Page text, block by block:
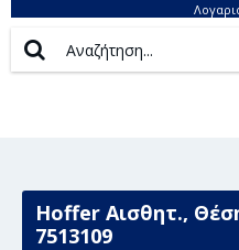
Hoffer Αισθητ.,
7513109